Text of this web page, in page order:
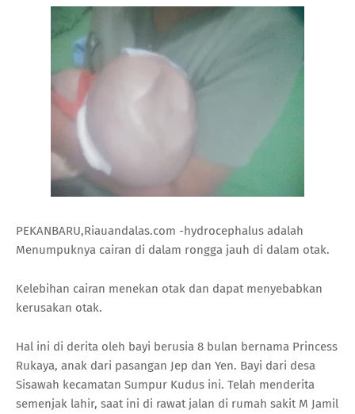
PEKANBARU,Riauandalas.com -hydrocephalus adalah
Menumpuknya cairan di dalam rongga jauh di dalam otak.
Kelebihan cairan menekan otak dan dapat menyebabkan
kerusakan otak.
Hal ini di derita oleh bayi berusia 8 bulan bernama Princess
Rukaya, anak dari pasangan Jep dan Yen. Bayi dari desa
Sisawah kecamatan Sumpur Kudus ini. Telah menderita
semenjak lahir, saat ini di rawat jalan di rumah sakit M Jamil